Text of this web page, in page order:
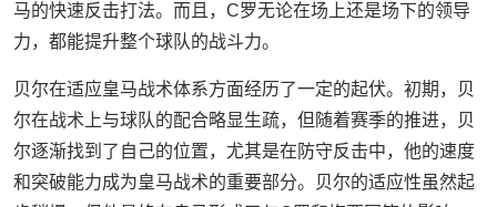
马的快速反击打法。而且，C罗无论在场上还是场下的领导
力，都能提升整个球队的战斗力。
贝尔在适应皇马战术体系方面经历了一定的起伏。初期，贝
尔在战术上与球队的配合略显生疏，但随着赛季的推进，贝
尔逐渐找到了自己的位置，尤其是在防守反击中，他的速度
和突破能力成为皇马战术的重要部分。贝尔的适应性虽然起